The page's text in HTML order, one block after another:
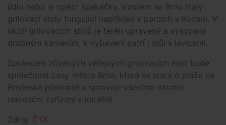
jídlo nebo si opéct špekáčky. Vzorem se Brnu staly
grilovací stoly fungující například v parcích v Kodani. V
okolí grilovacích stolů je terén upravený a vysypaný
drobným kamením, k vybavení patří i stůl s lavicemi.
Správcem zřízených veřejných grilovacích míst bude
společnost Lesy města Brna, která se stará o pláže na
Brněnské přehradě a spravuje všechna ostatní
rekreační zařízení v lokalitě.
Zdroj: ČTK